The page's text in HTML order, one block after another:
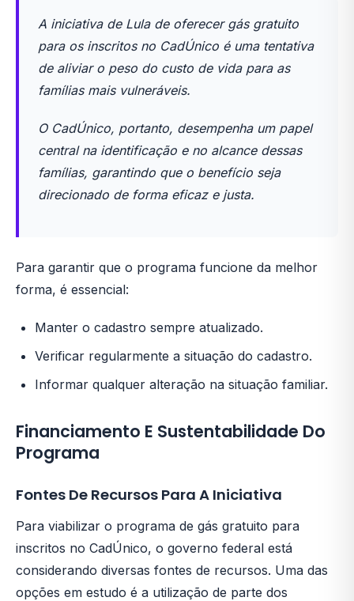
A iniciativa de Lula de oferecer gás gratuito
para os inscritos no CadÚnico é uma tentativa
de aliviar o peso do custo de vida para as
famílias mais vulneráveis.
O CadÚnico, portanto, desempenha um papel
central na identificação e no alcance dessas
famílias, garantindo que o benefício seja
direcionado de forma eficaz e justa.
Para garantir que o programa funcione da melhor
forma, é essencial:
Manter o cadastro sempre atualizado.
Verificar regularmente a situação do cadastro.
Informar qualquer alteração na situação familiar.
Financiamento E Sustentabilidade Do
Programa
Fontes De Recursos Para A Iniciativa
Para viabilizar o programa de gás gratuito para
inscritos no CadÚnico, o governo federal está
considerando diversas fontes de recursos. Uma das
opções em estudo é a utilização de parte dos